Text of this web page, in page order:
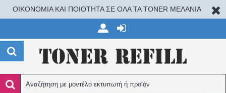
ΟΙΚΟΝΟΜΙΑ ΚΑΙ ΠΟΙΟΤΗΤΑ ΣΕ ΟΛΑ ΤΑ TONER ΜΕΛΑΝΙΑ